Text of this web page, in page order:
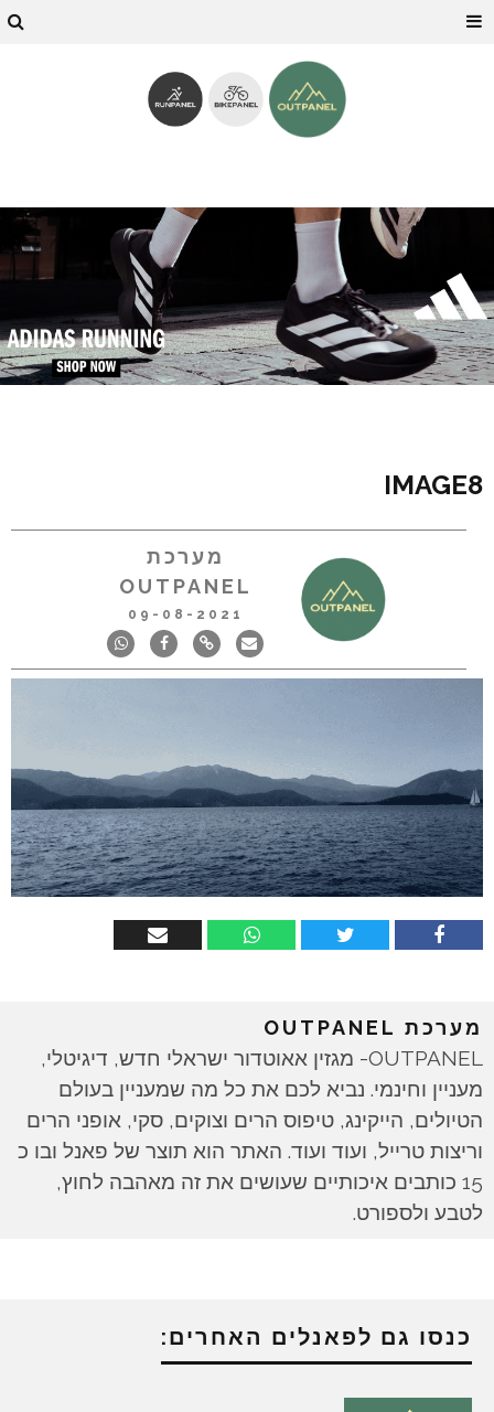
IMAGE8
מערכת
OUTPANEL
09-08-2021
מערכת OUTPANEL
OUTPANEL- מגזין אאוטדור ישראלי חדש, דיגיטלי,
מעניין וחינמי. נביא לכם את כל מה שמעניין בעולם
הטיולים, הייקינג, טיפוס הרים וצוקים, סקי, אופני הרים
וריצות טרייל, ועוד ועוד. האתר הוא תוצר של פאנל ובו כ
15 כותבים איכותיים שעושים את זה מאהבה לחוץ,
לטבע ולספורט.
כנסו גם לפאנלים האחרים: